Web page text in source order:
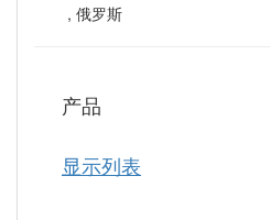
, 俄罗斯
产品
显示列表